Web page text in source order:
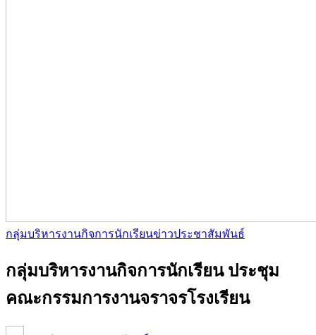
กลุ่มบริหารงานกิจการนักเรียนข่าวประชาสัมพันธ์
กลุ่มบริหารงานกิจการนักเรียน ประชุม
คณะกรรมการงานจราจรโรงเรียน